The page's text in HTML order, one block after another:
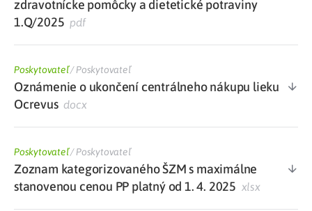
zdravotnícke pomôcky a dietetické potraviny
1.Q/2025 pdf
Poskytovateľ/Poskytovateľ
Oznámenie o ukončení centrálneho nákupu lieku
Ocrevusdocx
Poskytovateľ/Poskytovateľ
Zoznam kategorizovaného ŠZM s maximálne
stanovenou cenou PP platný od 1. 4. 2025 xlsx